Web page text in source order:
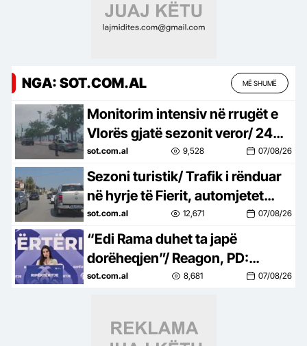
NGA: SOT.COM.AL MË SHUMË
Monitorim intensiv në rrugët e
Vlorës gjatë sezonit veror/ 24
drejtues mjetesh të arrestuar
dhe proceduar
sot.com.al 9,528 07/08/26
Sezoni turistik/ Trafik i rënduar
në hyrje të Fierit, automjetet
krijojnë radhë deri në 3
kilometra
sot.com.al 12,671 07/08/26
“Edi Rama duhet ta japë
dorëheqjen”/ Reagon, PD:
Kryeqytetin pa Muze, pa Galeri
sot.com.al 8,681 07/08/26